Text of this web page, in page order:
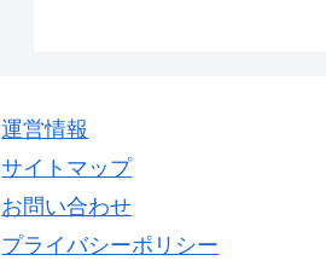
運営情報
サイトマップ
お問い合わせ
プライバシーポリシー